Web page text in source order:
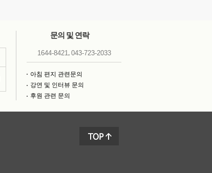
문의 및 연락
1644-8421, 043-723-2033
아침 편지 관련문의
강연 및 인터뷰 문의
후원 관련 문의